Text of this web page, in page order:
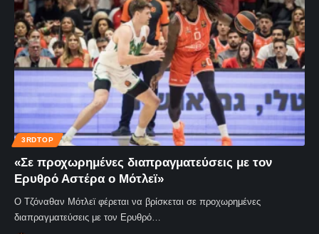
3RDTOP
«Σε προχωρημένες διαπραγματεύσεις με τον
Ερυθρό Αστέρα ο Μότλεϊ»
Ο Τζόναθαν Μότλεϊ φέρεται να βρίσκεται σε προχωρημένες
διαπραγματεύσεις με τον Ερυθρό…